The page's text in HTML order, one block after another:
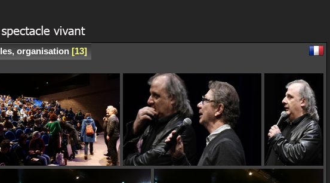
organisation 13